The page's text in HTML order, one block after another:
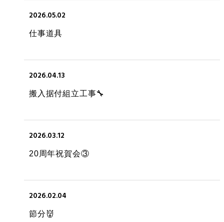
2026.05.02
仕事道具
2026.04.13
搬入据付組立工事🔧
2026.03.12
20周年祝賀会③
2026.02.04
節分👹